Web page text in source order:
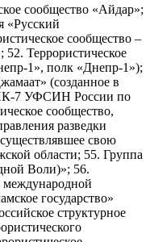
сообщество «Айдар»;
«Русский
сообщество –
Террористическое
1», полк «Днепр-1»);
(созданное в
7 УФСИН России по
сообщество,
разведки
свою
области; 55. Группа
Воли)»; 56.
международной
государство»
структурное